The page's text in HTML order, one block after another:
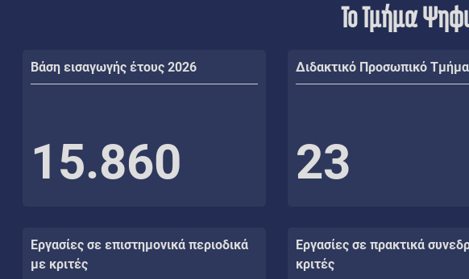
Το Τμήμα
Βάση εισαγωγής έτους 2026
15.860
Διδακτικό Προσωπικό
23
Εργασίες σε επιστημονικά περιοδικά
με κριτές
Εργασίες σε πρακτικά
κριτές